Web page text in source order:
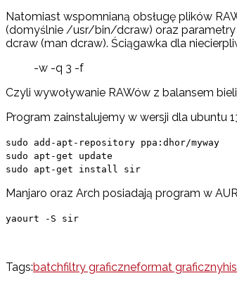
Natomiast wspomnianą obsługę plików
(domyślnie /usr/bin/dcraw) oraz parametry
dcraw (man dcraw). Ściągawka dla
-w -q 3 -f
Czyli wywoływanie RAWów z balansem
Program zainstalujemy w wersji dla ubuntu
sudo add-apt-repository ppa:dhor/myway
sudo apt-get update
sudo apt-get install sir
Manjaro oraz Arch posiadają program w
yaourt -S sir
Tags:batchfiltry graficzneformat graficzny